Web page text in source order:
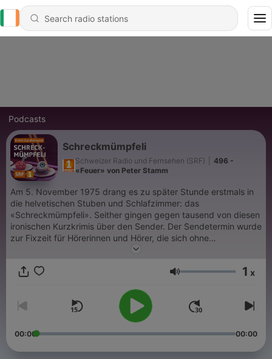
Podcasts
Schreckmümpfeli
Schweizer Radio und Fernsehen (SRF)
496 -
«Feuer» von Peter Stamm
Am 5. November 1975 drang es zu später Stunde erstmals in
die helvetischen Stuben und Schlafzimmer: das
«Schreckmümpfeli». Seither gingen gegen tausend von diesen
ironischen Kurzkrimis über den Sender. Der Sendetermin wurde
zur Fixzeit für Hörerinnen und Hörer, die sich ohne
beschleunigten Puls und Kribbeln im Bauch nicht mehr unter
wurde bald Kult und ist bis heute lebendig und attraktiv
Volume 1 x
00:00 00:00